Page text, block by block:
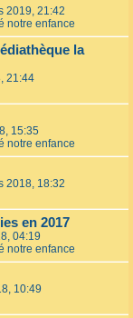
2019, 21:42
notre enfance
la
21:44
15:35
notre enfance
2018, 18:32
en 2017
04:19
notre enfance
10:49